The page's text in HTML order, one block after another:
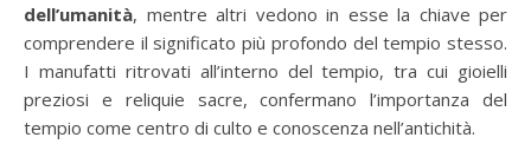
dell’umanità, mentre altri vedono in esse la chiave per
comprendere il significato più profondo del tempio stesso.
I manufatti ritrovati all’interno del tempio, tra cui gioielli
preziosi e reliquie sacre, confermano l’importanza del
tempio come centro di culto e conoscenza nell’antichità.